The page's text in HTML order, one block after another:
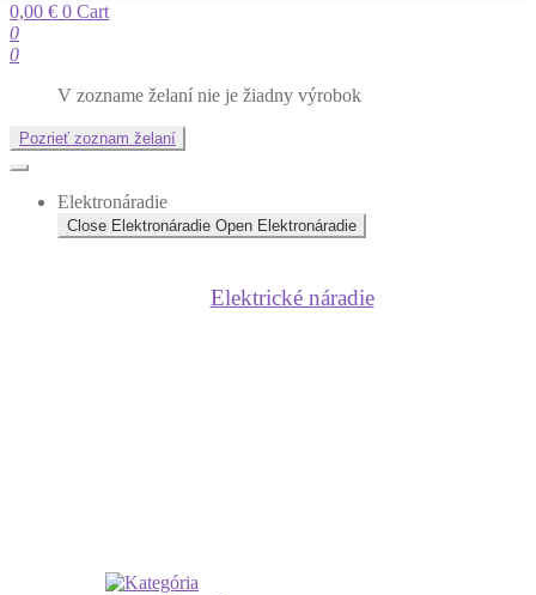
0,00 € 0 Cart
0
0
V zozname želaní nie je žiadny výrobok
Pozrieť zoznam želaní
Elektronáradie
Close Elektronáradie Open Elektronáradie
Elektrické náradie